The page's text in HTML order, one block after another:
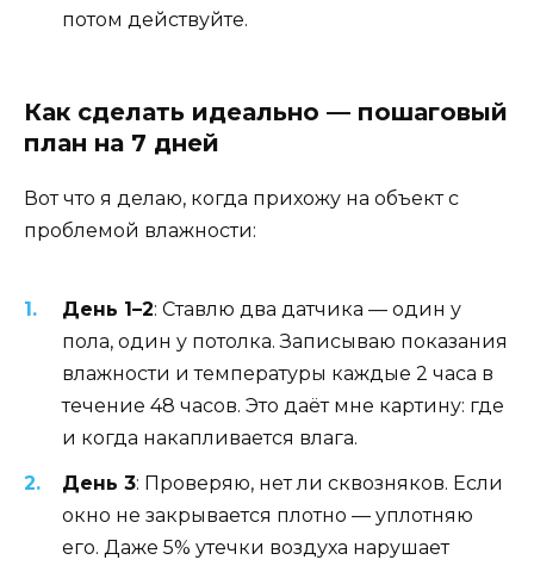
потом действуйте.
Как сделать идеально — пошаговый
план на 7 дней
Вот что я делаю, когда прихожу на объект с
проблемой влажности:
День 1–2: Ставлю два датчика — один у
пола, один у потолка. Записываю показания
влажности и температуры каждые 2 часа в
течение 48 часов. Это даёт мне картину: где
и когда накапливается влага.
День 3: Проверяю, нет ли сквозняков. Если
окно не закрывается плотно — уплотняю
его. Даже 5% утечки воздуха нарушает